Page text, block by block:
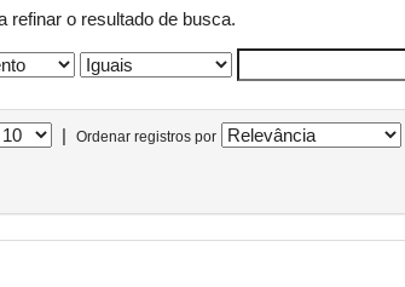
refinar o resultado de busca.
| Ordenar registros por